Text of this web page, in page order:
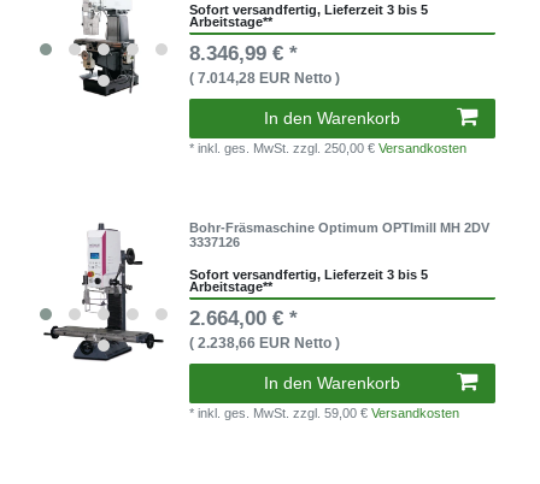
Sofort versandfertig, Lieferzeit 3 bis 5
Arbeitstage**
8.346,99 € *
( 7.014,28 EUR Netto )
In den Warenkorb
* inkl. ges. MwSt.zzgl. 250,00 €Versandkosten
Bohr-Fräsmaschine Optimum OPTImill MH 2DV
3337126
Sofort versandfertig, Lieferzeit 3 bis 5
Arbeitstage**
2.664,00 € *
( 2.238,66 EUR Netto )
In den Warenkorb
* inkl. ges. MwSt.zzgl. 59,00 €Versandkosten